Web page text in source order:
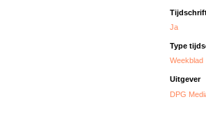
Ja
Type
Weekblad
Uitgever
DPG